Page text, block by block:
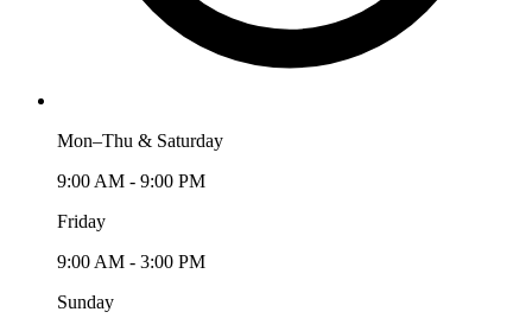
Mon–Thu & Saturday
9:00 AM - 9:00 PM
Friday
9:00 AM - 3:00 PM
Sunday